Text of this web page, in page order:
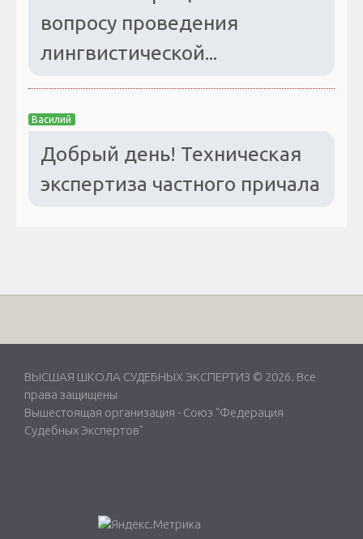
вопросу проведения
лингвистической...
Василий
Добрый день! Техническая
экспертиза частного причала
ВЫСШАЯ ШКОЛА СУДЕБНЫХ ЭКСПЕРТИЗ © 2026. Все
права защищены
Вышестоящая организация - Союз "Федерация
Судебных Экспертов"